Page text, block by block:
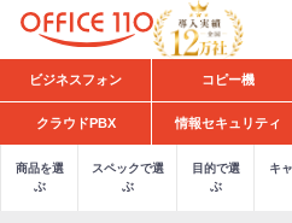
H
oビジネスフォン コピー機
クラウドPBX 情報セキュリティ
商品を選
ぶ
スペックで選
ぶ
目的で選
ぶ
キ